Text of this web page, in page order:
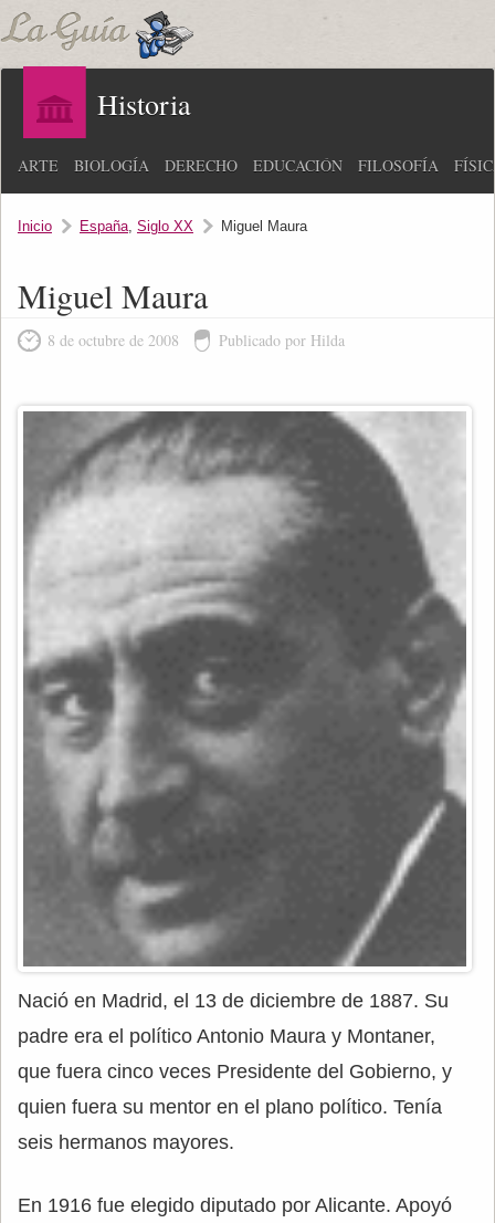
Historia
ARTE BIOLOGÍA DERECHO EDUCACIÓN FILOSOFÍA
Inicio España, Siglo XX Miguel Maura
Miguel Maura
8 de octubre de 2008 Publicado por Hilda
Nació en Madrid, el 13 de diciembre de 1887. Su
padre era el político Antonio Maura y Montaner,
que fuera cinco veces Presidente del Gobierno, y
quien fuera su mentor en el plano político. Tenía
seis hermanos mayores.
En 1916 fue elegido diputado por Alicante. Apoyó